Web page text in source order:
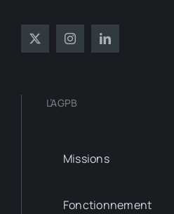
L’AGPB
Missions
Fonctionnement